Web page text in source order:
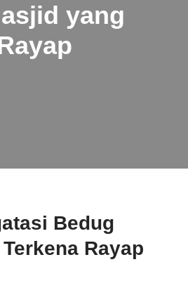
yang
Bedug
Rayap